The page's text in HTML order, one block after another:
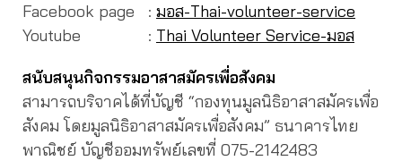
Facebook page : มอส-Thai-volunteer-service
Youtube : Thai Volunteer Service-มอส
สนับสนุนกิจกรรมอาสาสมัครเพื่อสังคม
สามารถบริจาคได้ที่บัญชี “กองทุนมูลนิธิอาสาสมัครเพื่อ
สังคม โดยมูลนิธิอาสาสมัครเพื่อสังคม” ธนาคารไทย
พาณิชย์ บัญชีออมทรัพย์เลขที่ 075-2142483